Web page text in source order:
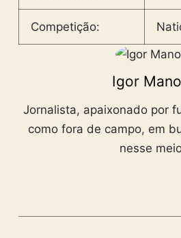
Competição:
Igor
Jornalista, apaixonado por
como fora de campo, em
nesse